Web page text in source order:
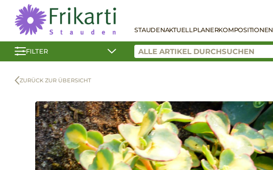
STAUDENAKTUELLPLANERKOMPOSITIONEN
FILTER
ZURÜCK ZUR ÜBERSICHT